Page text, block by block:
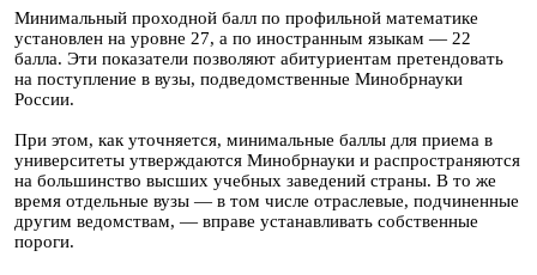
Минимальный проходной балл по профильной математике
установлен на уровне 27, а по иностранным языкам — 22
балла. Эти показатели позволяют абитуриентам претендовать
на поступление в вузы, подведомственные Минобрнауки
России.
При этом, как уточняется, минимальные баллы для приема в
университеты утверждаются Минобрнауки и распространяются
на большинство высших учебных заведений страны. В то же
время отдельные вузы — в том числе отраслевые, подчиненные
другим ведомствам, — вправе устанавливать собственные
пороги.